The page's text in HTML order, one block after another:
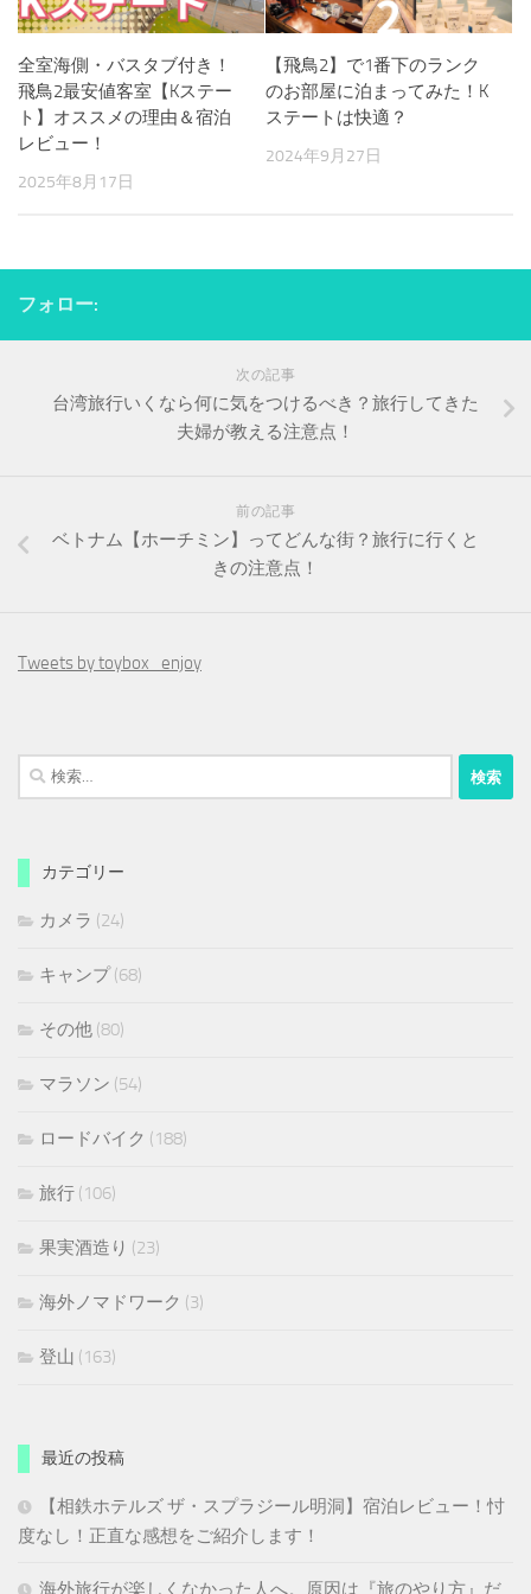
全室海側・バスタブ付き！
飛鳥2最安値客室【Kステー
ト】オススメの理由＆宿泊
レビュー！
2025年8月17日
【飛鳥2】で1番下のランク
のお部屋に泊まってみた！K
ステートは快適？
2024年9月27日
フォロー:
次の記事
台湾旅行いくなら何に気をつけるべき？旅行してきた
夫婦が教える注意点！
前の記事
ベトナム【ホーチミン】ってどんな街？旅行に行くと
きの注意点！
Tweets by toybox_enjoy
検
索:
カテゴリー
カメラ (24)
キャンプ(68)
その他 (80)
マラソン (54)
ロードバイク (188)
旅行 (106)
果実酒造り (23)
海外ノマドワーク (3)
登山 (163)
最近の投稿
【相鉄ホテルズ ザ・スプラジール明洞】宿泊レビュー！忖
度なし！正直な感想をご紹介します！
海外旅行が楽しくなかった人へ。原因は『旅のやり方』だ